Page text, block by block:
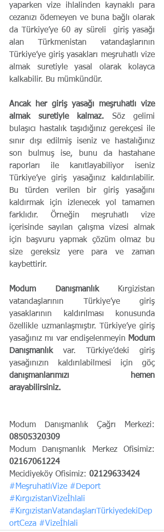
yaparken vize ihlalinden kaynaklı para
cezanızı ödemeyen ve buna bağlı olarak
da Türkiye’ye 60 ay süreli  giriş yasağı
alan Türkmenistan vatandaşlarının
Türkiye’ye giriş yasakları meşruhatlı vize
almak suretiyle yasal olarak kolayca
kalkabilir. Bu mümkündür.
Ancak her giriş yasağı meşruhatlı vize
almak suretiyle kalmaz. Söz gelimi
bulaşıcı hastalık taşıdığınız gerekçesi ile
sınır dışı edilmiş iseniz ve hastalığınız
son bulmuş ise, bunu da hastahane
raporları ile kanıtlayabiliyor iseniz
Türkiye’ye giriş yasağınız kaldırılabilir.
Bu türden verilen bir giriş yasağını
kaldırmak için izlenecek yol tamamen
farklıdır. Örneğin meşruhatlı vize
içerisinde sayılan çalışma vizesi almak
için başvuru yapmak çözüm olmaz bu
size gereksiz yere para ve zaman
kaybettirir.
Modum Danışmanlık Kırgizistan
vatandaşlarının Türkiye’ye giriş
yasaklarının kaldırılması konusunda
özellikle uzmanlaşmıştır. Türkiye’ye giriş
yasağınız mı var endişelenmeyin Modum
Danışmanlık var. Türkiye’deki giriş
danışmanlarımızı           hemen
arayabilirsiniz.
Modum Danışmanlık Çağrı Merkezi:
08505320309
02167061224
Mecidiyeköy Ofisimiz: 02129633424
#MeşruhatlıVize #Deport
#KırgızistanVizeİhlali
#KırgızistanVatandaşlarıTürkiyedekiDep
ortCeza #Vizeİhlali